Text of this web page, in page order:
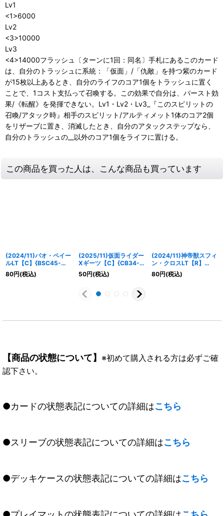
Lv1
<1>6000
Lv2
<3>10000
Lv3
<4>14000フラッシュ〔ターンに1回：同名〕手札にあるこのカード
は、自分のトラッシュに系統：「仮面」/「仇敵」を持つ紫のカード
が15枚以上あるとき、自分のライフのコア1個をトラッシュに置く
ことで、1コスト支払って召喚する。この効果で自分は、バースト効
果/《転醒》を発揮できない。Lv1・Lv2・Lv3_『このスピリットの
召喚/アタック時』相手のスピリット/アルティメット1体のコア2個
をリザーブに置き、消滅したとき、自分のアタックステップなら、
自分のトラッシュの__以外のコア1個をライフに置ける。
この商品を買った人は、こんな商品も買っています
(2024/11)パオ・ペイー
ルLT【C】{BSC45-
064}《黄》
80円(税込)
(2025/11)仮面ライダー
Xギーツ【C】{CB34-
024}《紫》
50円(税込)
(2024/11)神帝獣スフィ
ン・クロスLT【R】
{BSC45-072}《黄》
80円(税込)
【商品の状態について】 ※初めて購入される方は必ずご確
認下さい。
●カードの状態表記についての詳細はこちら
●スリーブの状態表記についての詳細はこちら
●デッキケースの状態表記についての詳細はこちら